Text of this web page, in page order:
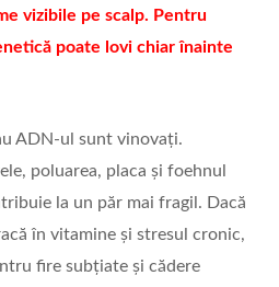
vizibile pe scalp. Pentru
poate lovi chiar înainte
ADN-ul sunt vinovați.
poluarea, placa și foehnul
la un păr mai fragil. Dacă
în vitamine și stresul cronic,
fire subțiate și cădere